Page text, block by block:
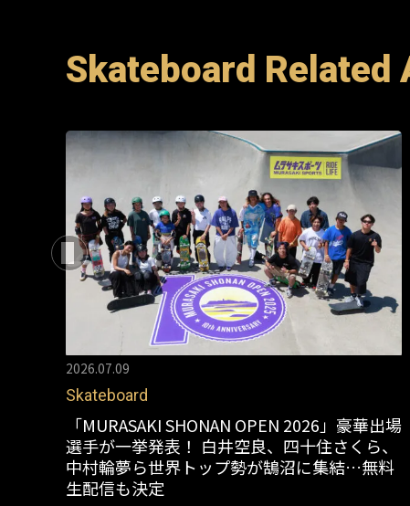
Skateboard Related
2026.07.09
Skateboard
「MURASAKI SHONAN OPEN 2026」豪華出場
選手が一挙発表！ 白井空良、四十住さくら、
中村輪夢ら世界トップ勢が鵠沼に集結…無料
生配信も決定